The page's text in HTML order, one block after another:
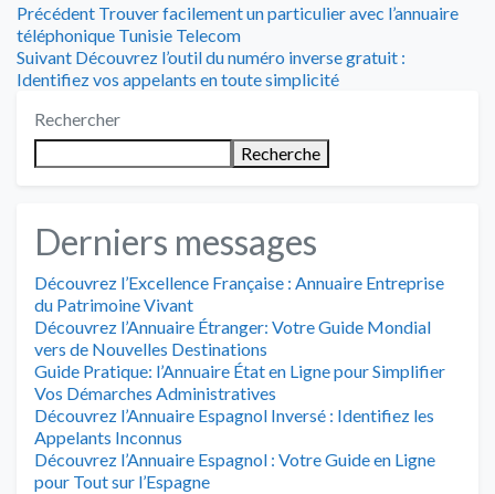
Navigation
de
l’article
Précédent Article
précédent
:
Trouver facilement un particulier avec l’annuaire
téléphonique Tunisie Telecom
Suivant Article
suivant
Découvrez l’outil du numéro inverse gratuit :
Identifiez vos appelants en toute simplicité
Rechercher
Recherche
Derniers messages
Découvrez l’Excellence Française : Annuaire Entreprise
du Patrimoine Vivant
Découvrez l’Annuaire Étranger: Votre Guide Mondial
vers de Nouvelles Destinations
Guide Pratique: l’Annuaire État en Ligne pour Simplifier
Vos Démarches Administratives
Découvrez l’Annuaire Espagnol Inversé : Identifiez les
Appelants Inconnus
Découvrez l’Annuaire Espagnol : Votre Guide en Ligne
pour Tout sur l’Espagne